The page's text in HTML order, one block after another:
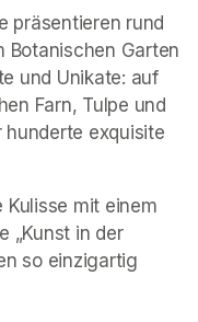
präsentieren rund
Botanischen Garten
und Unikate: auf
Farn, Tulpe und
exquisite
Kulisse mit einem
„Kunst in der
so einzigartig